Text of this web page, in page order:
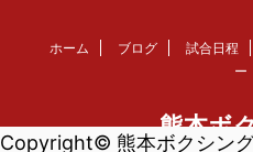
ホーム ブログ 試合日程
ー
熊本ボ
Copyright© 熊本ボクシン